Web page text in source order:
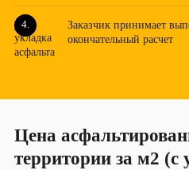
Заказчик принимает
окончательный расчет
Цена
территории за м2 (с